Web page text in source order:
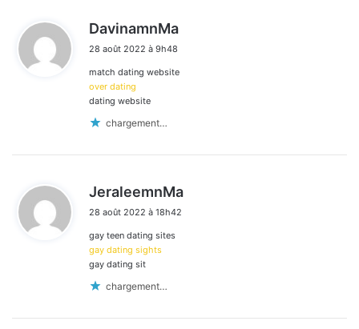
DavinamnMa
28 août 2022 à 9h48
match dating website
over dating
dating website
chargement…
JeraleemnMa
28 août 2022 à 18h42
gay teen dating sites
gay dating sights
gay dating sit
chargement…